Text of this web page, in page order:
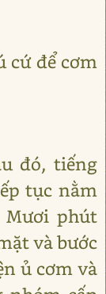
cứ để cơm
đó, tiếng
tục nằm
Mươi phút
và bước
ủ cơm và